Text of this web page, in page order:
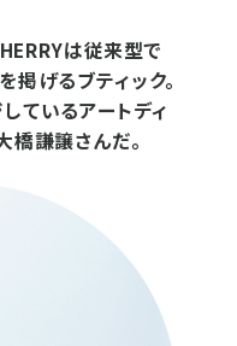
は従来型で
掲げるブティック。
ているアートディ
橋謙譲さんだ。